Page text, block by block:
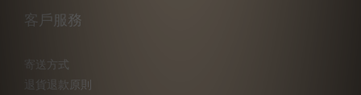
客戶服務
寄送方式
退貨退款原則